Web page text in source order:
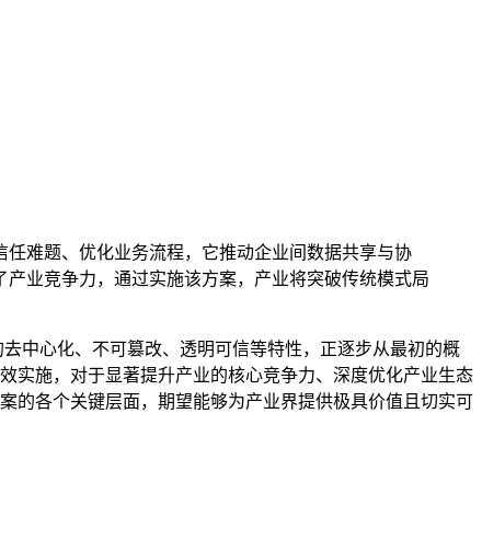
难题、优化业务流程，它推动企业间数据共享与协
业竞争力，通过实施该方案，产业将突破传统模式局
中心化、不可篡改、透明可信等特性，正逐步从最初的概
实施，对于显著提升产业的核心竞争力、深度优化产业生态
的各个关键层面，期望能够为产业界提供极具价值且切实可